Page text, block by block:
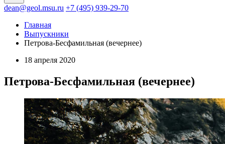
dean@geol.msu.ru +7 (495) 939-29-70
Главная
Выпускники
Петрова-Бесфамильная (вечернее)
18 апреля 2020
Петрова-Бесфамильная (вечернее)